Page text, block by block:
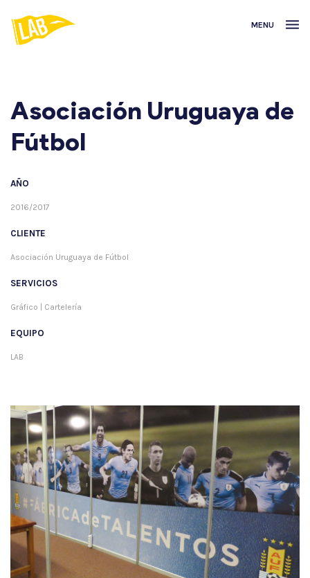
MENU
Asociación Uruguaya de
Fútbol
AÑO
2016/2017
CLIENTE
Asociación Uruguaya de Fútbol
SERVICIOS
Gráfico | Cartelería
EQUIPO
LAB